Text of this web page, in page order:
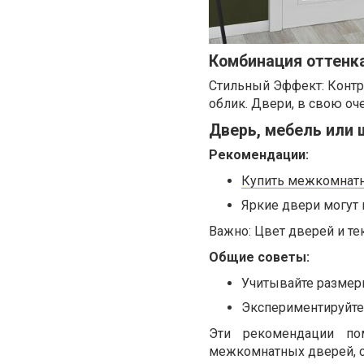
Комбинация
Стильный Эффект:
облик. Двери, в свою
Дверь, мебель или
Рекомендации:
Купить
Яркие двери могут
Важно: Цвет дверей и
Общие советы:
Учитывайте
Эти рекомендации
межкомнатных дверей,